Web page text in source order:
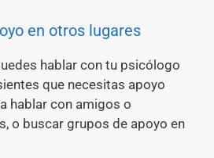
en otros lugares
hablar con tu psicólogo
que necesitas apoyo
hablar con amigos o
o buscar grupos de apoyo en